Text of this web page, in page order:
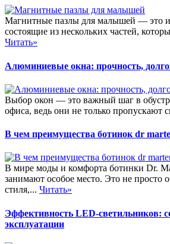
Магнитные пазлы для малышей — это
состоящие из нескольких частей,
Читать»
Алюминиевые окна: прочность,
Выбор окон — это важный шаг в
офиса, ведь они не только пропускают
В чем преимущества ботинок dr
В мире моды и комфорта ботинки Dr.
занимают особое место. Это не просто
стиля,... Читать»
Эффективность LED-светильников:
эксплуатации